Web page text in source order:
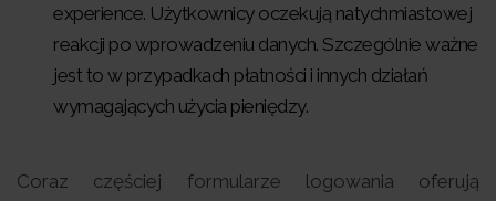
experience. Użytkownicy oczekują natychmiastowej
reakcji po wprowadzeniu danych. Szczególnie ważne
jest to w przypadkach płatności i innych działań
wymagających użycia pieniędzy.
Coraz częściej formularze logowania oferują